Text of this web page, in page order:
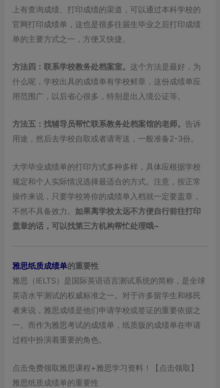
上有查询成绩、打印成绩的渠道，可以通过本科学校的
官网打印成绩单，这也是很多往届生毕业之后打印成绩
单的主要方式之一，方便又快捷。
方法四 ：联系学校教务处档案室。这个方法是最好，为
什么呢，学校出具的成绩单有学校鲜章，这份成绩单应
用范围广，以后省心很多，特别是出入境公证等。
方法五 ：找辅导员帮忙联系教务处档案馆的老师。 告诉
用途，然后去学校自取或者请寄送，一般准备2-3份。
大学毕业成绩单的打印方式多种多样，具体应根据学校
规定和个人实际情况选择最适合的方式。注意，按正常
操作来说，只要学校将你的成绩单入档就一定要盖章，
不然不具备效力。如果离学校太远不方便自行前往打印
盖章的话，可以找第三方机构帮忙处理哦~
雅思纸质成绩单的重要性
雅思（IELTS）是国际英语语言测试系统的简称，是全球
英语水平测试的权威标准之一。对于许多留学生和移民
者来说，雅思成绩是他们申请学校或签证的重要依据之
一。而作为雅思考试的成绩单，纸质版的成绩单在申请
过程中扮演着重要的角色。
点击免费领取雅思课程+雅思学习资料！【点击领取】
雅思纸质成绩单的重要性